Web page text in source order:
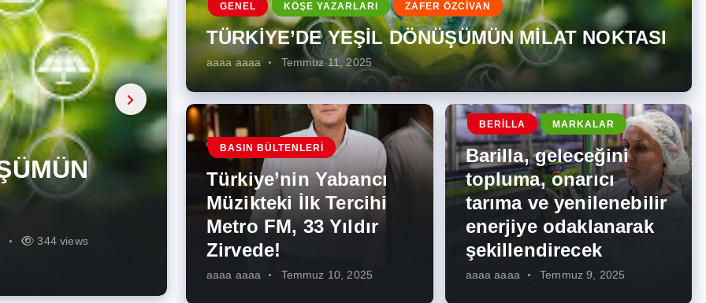
344 views
İlk
273 views
onarıcı
275 views
Enerji
İş
287 views
Kısa
227 views
Artması
262 views
GENEL KÖŞE YAZARLARI ZAFER ÖZCİVAN
TÜRKİYE’DE YEŞİL DÖNÜŞÜMÜN MİLAT NOKTASI
aaaa aaaa Temmuz 11, 2025
BASIN BÜLTENLERI
Türkiye’nin Yabancı
Müzikteki İlk Tercihi
Metro FM, 33 Yıldır
Zirvede!
aaaa aaaa Temmuz 10, 2025
BERILLA MARKALAR
Barilla, geleceğini
topluma, onarıcı
tarıma ve yenilenebilir
enerjiye odaklanarak
şekillendirecek
aaaa aaaa Temmuz 9, 2025